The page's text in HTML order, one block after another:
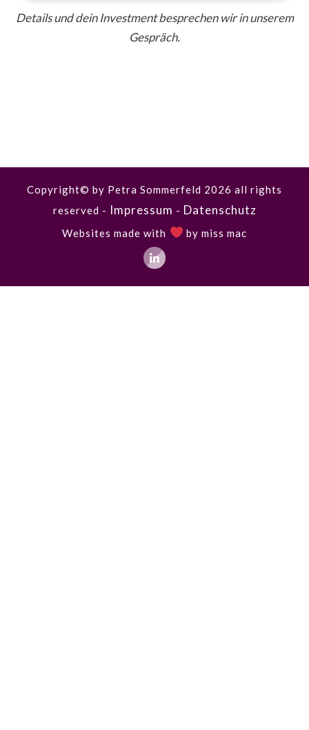
Details und dein Investment besprechen wir in unserem
Gespräch.
Copyright© by Petra Sommerfeld 2026 all rights
reserved - Impressum - Datenschutz
Websites made with by miss mac